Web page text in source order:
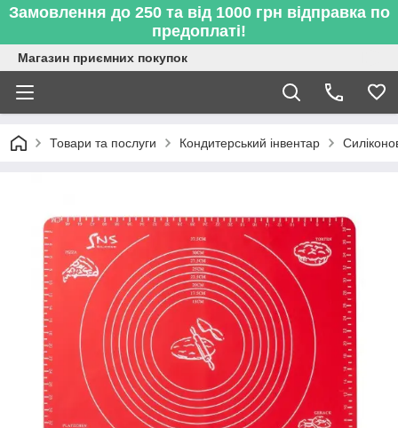
Замовлення до 250 та від 1000 грн відправка по
предоплаті!
Магазин приємних покупок
Товари та послуги Кондитерський інвентар